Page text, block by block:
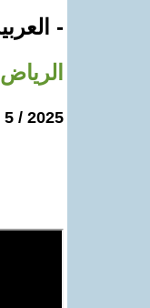
-
الرياض
2025 / 5 / 13